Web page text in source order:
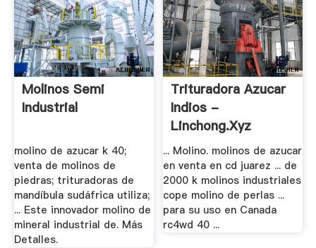
Molinos Semi
Industrial
molino de azucar k 40;
venta de molinos de
piedras; trituradoras de
mandíbula sudáfrica utiliza;
... Este innovador molino de
mineral industrial de. Más
Detalles.
Trituradora Azucar
Indios -
Linchong.xyz
... Molino. molinos de azucar
en venta en cd juarez ... de
2000 k molinos industriales
cope molino de perlas ...
para su uso en Canada
rc4wd 40 ...